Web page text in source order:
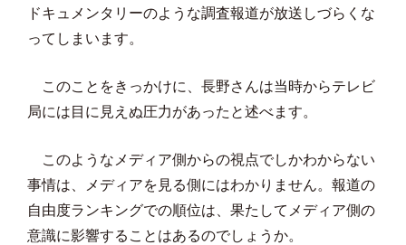
ドキュメンタリーのような調査報道が放送しづらくな
ってしまいます。
このことをきっかけに、長野さんは当時からテレビ
局には目に見えぬ圧力があったと述べます。
このようなメディア側からの視点でしかわからない
事情は、メディアを見る側にはわかりません。報道の
自由度ランキングでの順位は、果たしてメディア側の
意識に影響することはあるのでしょうか。